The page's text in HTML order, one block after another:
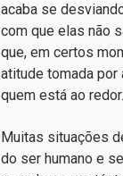
acaba se
com que elas não
que, em certos
atitude tomada por
quem está ao redor.
Muitas situações
do ser humano e